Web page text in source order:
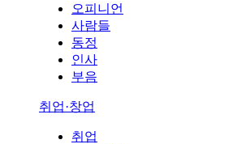
오피니언
사람들
동정
인사
부음
취업·창업
취업